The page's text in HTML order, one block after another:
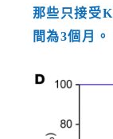
那些只接受K
間為3個月。